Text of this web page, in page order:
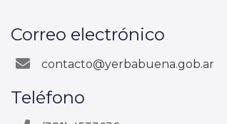
Correo electrónico
contacto@yerbabuena.gob.ar
Teléfono